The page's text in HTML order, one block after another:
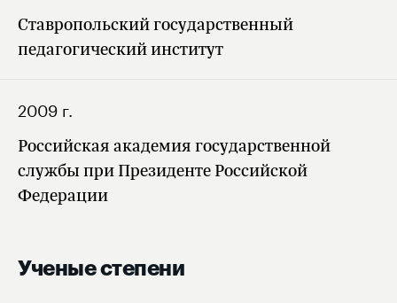
Ставропольский государственный
педагогический институт
2009 г.
Российская академия государственной
службы при Президенте Российской
Федерации
Ученые степени